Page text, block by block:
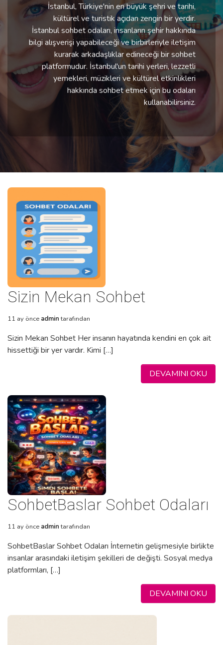
İstanbul, Türkiye'nin en büyük şehri ve tarihi,
kültürel ve turistik açıdan zengin bir yerdir.
İstanbul sohbet odaları, insanların şehir hakkında
bilgi alışverişi yapabileceği ve birbirleriyle iletişim
kurarak arkadaşlıklar edineceği bir sohbet
platformudur. İstanbul'un tarihi yerleri, lezzetli
yemekleri, müzikleri ve kültürel etkinlikleri
hakkında sohbet etmek için bu odaları
kullanabilirsiniz.
Sizin Mekan Sohbet
11 ay önce admintarafından
Sizin Mekan Sohbet Her insanın hayatında kendini en çok ait
hissettiği bir yer vardır. Kimi […]
DEVAMINI OKU
SohbetBaslar Sohbet Odaları
11 ay önce admintarafından
SohbetBaslar Sohbet Odaları İnternetin gelişmesiyle birlikte
insanlar arasındaki iletişim şekilleri de değişti. Sosyal medya
platformları, […]
DEVAMINI OKU